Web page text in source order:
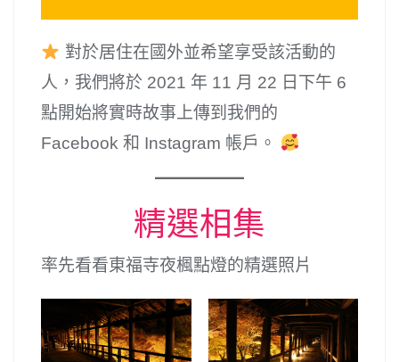
對於居住在國外並希望享受該活動的
人，我們將於 2021 年 11 月 22 日下午 6
點開始將實時故事上傳到我們的
Facebook 和 Instagram 帳戶。
精選相集
率先看看東福寺夜楓點燈的精選照片